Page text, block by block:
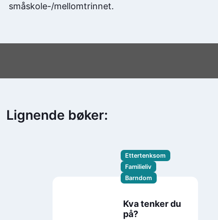
småskole-/mellomtrinnet.
Lignende bøker:
Ettertenksom
Familieliv
Barndom
Kva tenker du
på?